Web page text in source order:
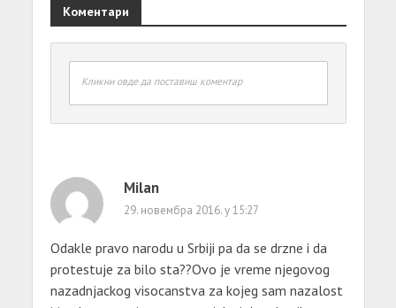
Коментари
Кликни овде да поставиш коментар
Milan
29. новембра 2016. у 15:27
Odakle pravo narodu u Srbiji pa da se drzne i da
protestuje za bilo sta??Ovo je vreme njegovog
nazadnjackog visocanstva za kojeg sam nazalost